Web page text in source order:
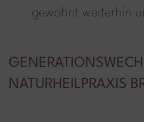
gewohnt weiterhin
NATURHEILPRAXIS